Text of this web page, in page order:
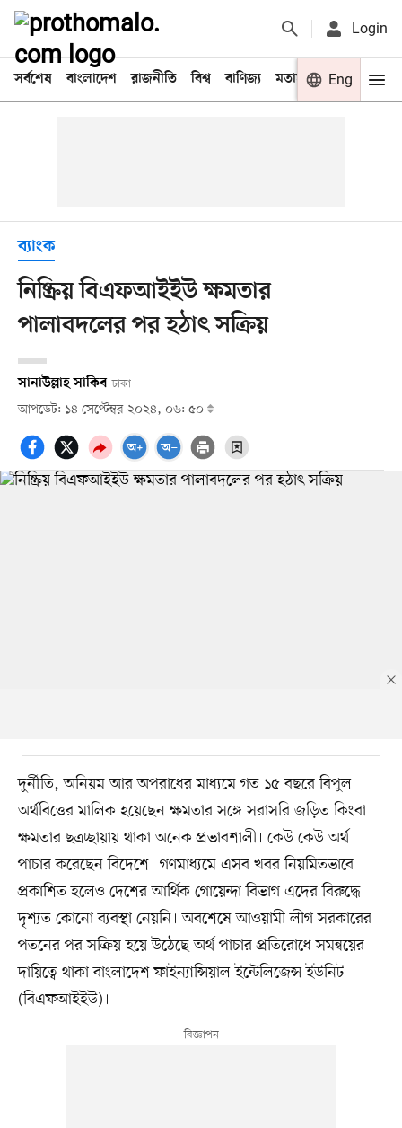
Login
সর্বশেষ বাংলাদেশ রাজনীতি বিশ্ব বাণিজ্য মতামত খেলা
Eng
ব্যাংক
নিষ্ক্রিয় বিএফআইইউ ক্ষমতার
পালাবদলের পর হঠাৎ সক্রিয়
সানাউল্লাহ সাকিব ঢাকা
আপডেট: ১৪ সেপ্টেম্বর ২০২৪, ০৬: ৫০
দুর্নীতি, অনিয়ম আর অপরাধের মাধ্যমে গত ১৫ বছরে বিপুল
অর্থবিত্তের মালিক হয়েছেন ক্ষমতার সঙ্গে সরাসরি জড়িত কিংবা
ক্ষমতার ছত্রচ্ছায়ায় থাকা অনেক প্রভাবশালী। কেউ কেউ অর্থ
পাচার করেছেন বিদেশে। গণমাধ্যমে এসব খবর নিয়মিতভাবে
প্রকাশিত হলেও দেশের আর্থিক গোয়েন্দা বিভাগ এদের বিরুদ্ধে
দৃশ্যত কোনো ব্যবস্থা নেয়নি। অবশেষে আওয়ামী লীগ সরকারের
পতনের পর সক্রিয় হয়ে উঠেছে অর্থ পাচার প্রতিরোধে সমন্বয়ের
দায়িত্বে থাকা বাংলাদেশ ফাইন্যান্সিয়াল ইন্টেলিজেন্স ইউনিট
(বিএফআইইউ)।